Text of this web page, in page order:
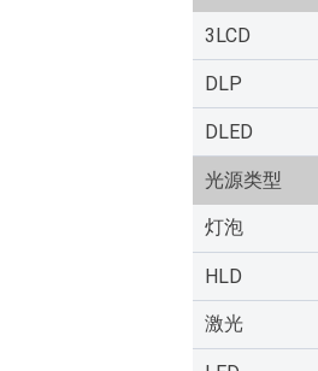
3LCD
DLP
DLED
光源类型
灯泡
HLD
激光